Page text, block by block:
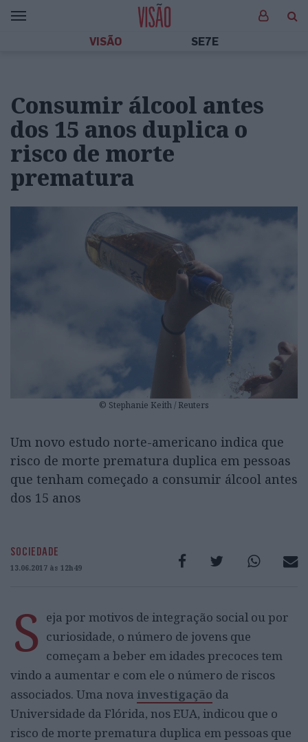
VISÃO SE7E
Consumir álcool antes
dos 15 anos duplica o
risco de morte
prematura
© Stephanie Keith / Reuters
Um novo estudo norte-americano indica que
risco de morte prematura duplica em pessoas
que tenham começado a consumir álcool antes
dos 15 anos
SOCIEDADE
13.06.2017 às 12h49
S eja por motivos de integração social ou por
curiosidade, o número de jovens que
começam a beber em idades precoces tem
vindo a aumentar e com ele o número de riscos
associados. Uma nova investigação da
Universidade da Flórida, nos EUA, indicou que o
risco de morte prematura duplica em pessoas que